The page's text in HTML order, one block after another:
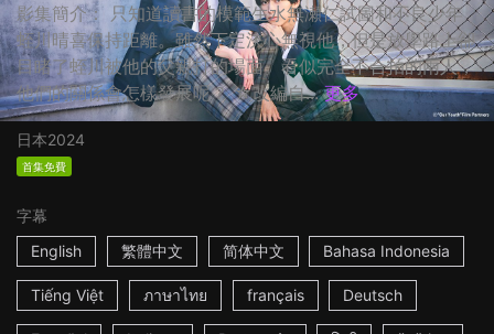
影集簡介： 只知道讀書的模範生水無瀬仁試圖和不良少年
蛭川晴喜保持距離。雖然下定決心無視他，但是放學路上卻
目睹了蛭川被他的父親打的場面。看似完全不合拍的兩人，
他們的關係會怎樣發展呢？ ☆改編自... 更多
日本2024
首集免費
字幕
English
繁體中文 简体中文 Bahasa Indonesia
Tiếng Việt ภาษาไทย français Deutsch